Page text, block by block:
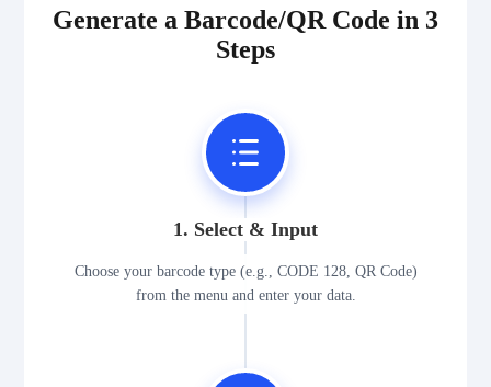
Generate a Barcode/QR Code in 3
Steps
1. Select & Input
Choose your barcode type (e.g., CODE 128, QR Code)
from the menu and enter your data.